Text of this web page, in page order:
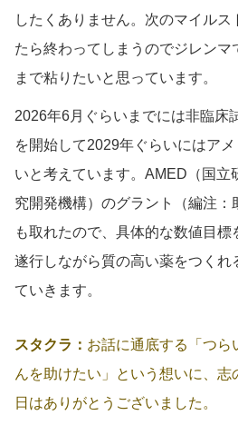
したくありません。次のマイルス
たら終わってしまうのでジレンマ
まで粘りたいと思っています。
2026年6月ぐらいまでには非臨床
を開始して2029年ぐらいにはア
いと考えています。AMED（国立
究開発機構）のグラント（編注：
も取れたので、具体的な数値目標
遂行しながら質の高い薬をつくれ
ていきます。
スタクラ： お話に通底する「つら
んを助けたい」という想いに、
日はありがとうございました。